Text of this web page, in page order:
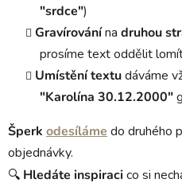
"srdce")
Gravírovánína druhou
prosíme text oddělit
Umístění textudáváme
"Karolína 30.12.2000"
Šperk odesíláme do druhého
objednávky.
🔍 Hledáte inspiracico si